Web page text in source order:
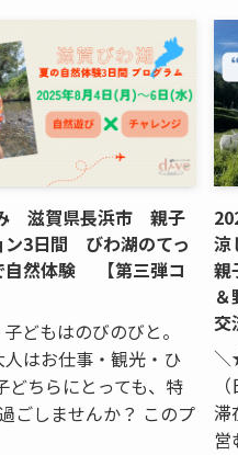
滋賀県長浜市 親子
ン3日間 びわ湖のてっ
自然体験 【第三弾コ
どもはのびのびと。
はお仕事・観光・ひ
どちらにとっても、特
ごしませんか？ このプ
涼
親
交
＼
滞
営